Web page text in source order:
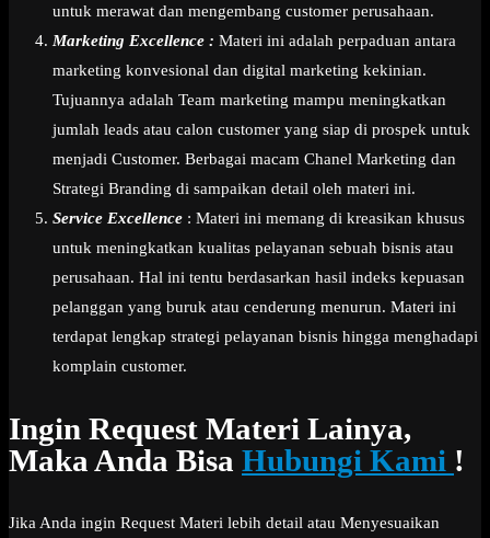
untuk merawat dan mengembang customer perusahaan.
Marketing Excellence : Materi ini adalah perpaduan antara
marketing konvesional dan digital marketing kekinian.
Tujuannya adalah Team marketing mampu meningkatkan
jumlah leads atau calon customer yang siap di prospek untuk
menjadi Customer. Berbagai macam Chanel Marketing dan
Strategi Branding di sampaikan detail oleh materi ini.
Service Excellence : Materi ini memang di kreasikan khusus
untuk meningkatkan kualitas pelayanan sebuah bisnis atau
perusahaan. Hal ini tentu berdasarkan hasil indeks kepuasan
pelanggan yang buruk atau cenderung menurun. Materi ini
terdapat lengkap strategi pelayanan bisnis hingga menghadapi
komplain customer.
Ingin Request Materi Lainya,
Maka Anda Bisa Hubungi Kami !
Jika Anda ingin Request Materi lebih detail atau Menyesuaikan